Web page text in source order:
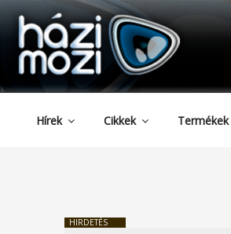
Tartalomhoz
HAZIMOZI
Hírek Cikkek Termékek
HIRDETÉS